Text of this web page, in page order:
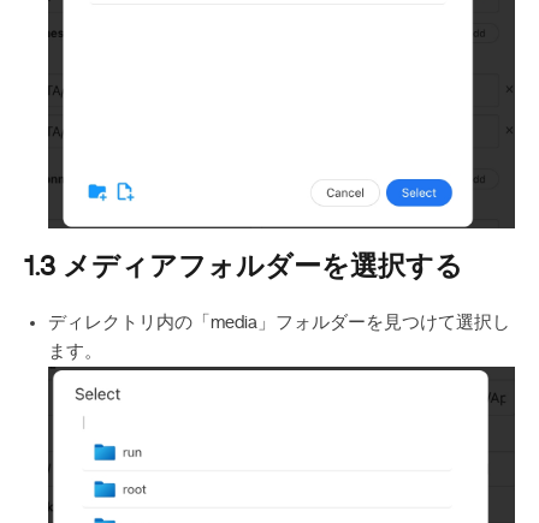
1.3 メディアフォルダーを選択する
ディレクトリ内の「media」フォルダーを見つけて選択し
ます。